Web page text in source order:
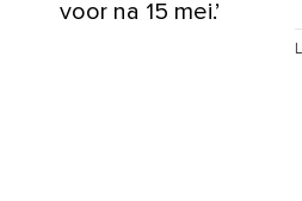
voor na 15 mei.’